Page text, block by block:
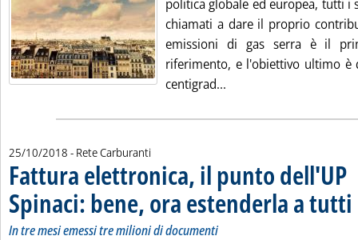
politica globale ed europea, tutti i
chiamati a dare il proprio
emissioni di gas serra è il
riferimento, e l'obiettivo ultimo è
centigrad...
25/10/2018 - Rete Carburanti
Fattura elettronica, il punto dell'UP
Spinaci: bene, ora estenderla a tutti
In tre mesi emessi tre milioni di documenti